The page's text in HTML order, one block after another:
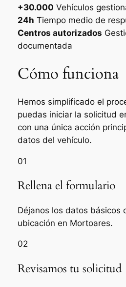
+30.000 Vehículos
24h Tiempo medio de
Centros autorizados
documentada
Cómo funciona
Hemos simplificado el
puedas iniciar la solicitud
con una única acción
datos del vehículo.
01
Rellena el formulario
Déjanos los datos básicos
ubicación en Mortoares.
02
Revisamos tu solicitud